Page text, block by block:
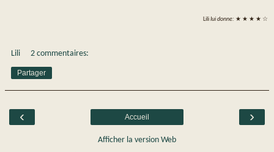
Lililui donne: ★ ★ ★ ★ ☆
Lili 2 commentaires:
Partager
‹ ›
Accueil
Afficher la version Web